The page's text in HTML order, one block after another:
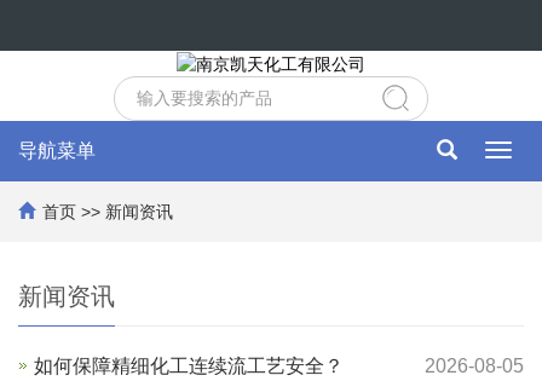
导航菜单
首页 >> 新闻资讯
新闻资讯
如何保障精细化工连续流工艺安全？ 2026-08-05